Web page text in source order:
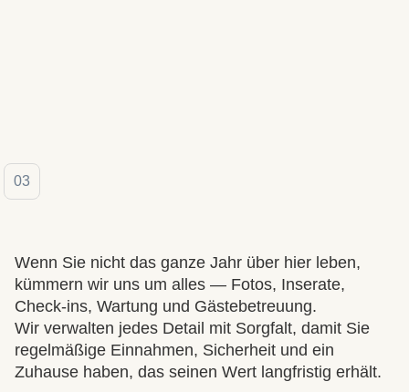
03
Wenn Sie nicht das ganze Jahr über hier leben,
kümmern wir uns um alles — Fotos, Inserate,
Check-ins, Wartung und Gästebetreuung.
Wir verwalten jedes Detail mit Sorgfalt, damit Sie
regelmäßige Einnahmen, Sicherheit und ein
Zuhause haben, das seinen Wert langfristig erhält.